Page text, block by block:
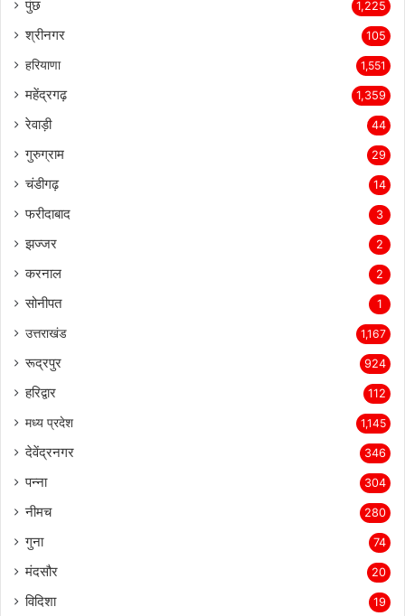
पुंछ 1,225
श्रीनगर 105
हरियाणा 1,551
महेंद्रगढ़ 1,359
रेवाड़ी 44
गुरुग्राम 29
चंडीगढ़ 14
फरीदाबाद 3
झज्जर 2
करनाल 2
सोनीपत 1
उत्तराखंड 1,167
रूद्रपुर 924
हरिद्वार 112
मध्य प्रदेश 1,145
देवेंद्रनगर 346
पन्ना 304
नीमच 280
गुना 74
मंदसौर 20
विदिशा 19